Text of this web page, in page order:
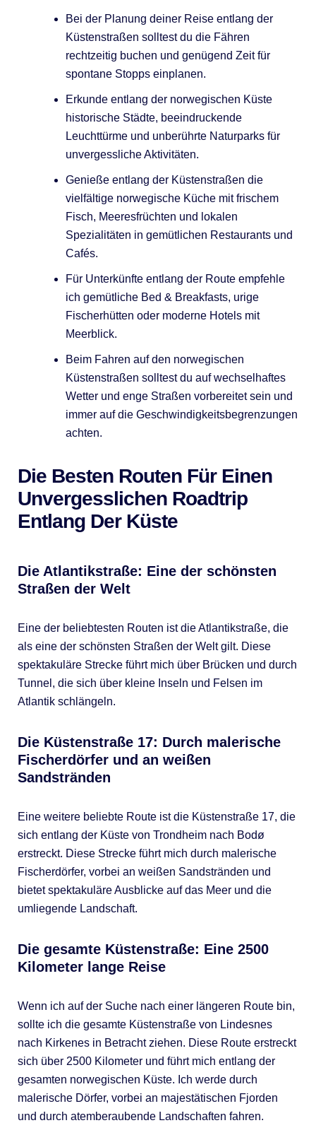
Bei der Planung deiner Reise entlang der
Küstenstraßen solltest du die Fähren
rechtzeitig buchen und genügend Zeit für
spontane Stopps einplanen.
Erkunde entlang der norwegischen Küste
historische Städte, beeindruckende
Leuchttürme und unberührte Naturparks für
unvergessliche Aktivitäten.
Genieße entlang der Küstenstraßen die
vielfältige norwegische Küche mit frischem
Fisch, Meeresfrüchten und lokalen
Spezialitäten in gemütlichen Restaurants und
Cafés.
Für Unterkünfte entlang der Route empfehle
ich gemütliche Bed & Breakfasts, urige
Fischerhütten oder moderne Hotels mit
Meerblick.
Beim Fahren auf den norwegischen
Küstenstraßen solltest du auf wechselhaftes
Wetter und enge Straßen vorbereitet sein und
immer auf die Geschwindigkeitsbegrenzungen
achten.
Die Besten Routen Für Einen
Unvergesslichen Roadtrip
Entlang Der Küste
Die Atlantikstraße: Eine der schönsten
Straßen der Welt
Eine der beliebtesten Routen ist die Atlantikstraße, die
als eine der schönsten Straßen der Welt gilt. Diese
spektakuläre Strecke führt mich über Brücken und durch
Tunnel, die sich über kleine Inseln und Felsen im
Atlantik schlängeln.
Die Küstenstraße 17: Durch malerische
Fischerdörfer und an weißen
Sandstränden
Eine weitere beliebte Route ist die Küstenstraße 17, die
sich entlang der Küste von Trondheim nach Bodø
erstreckt. Diese Strecke führt mich durch malerische
Fischerdörfer, vorbei an weißen Sandstränden und
bietet spektakuläre Ausblicke auf das Meer und die
umliegende Landschaft.
Die gesamte Küstenstraße: Eine 2500
Kilometer lange Reise
Wenn ich auf der Suche nach einer längeren Route bin,
sollte ich die gesamte Küstenstraße von Lindesnes
nach Kirkenes in Betracht ziehen. Diese Route erstreckt
sich über 2500 Kilometer und führt mich entlang der
gesamten norwegischen Küste. Ich werde durch
malerische Dörfer, vorbei an majestätischen Fjorden
und durch atemberaubende Landschaften fahren.